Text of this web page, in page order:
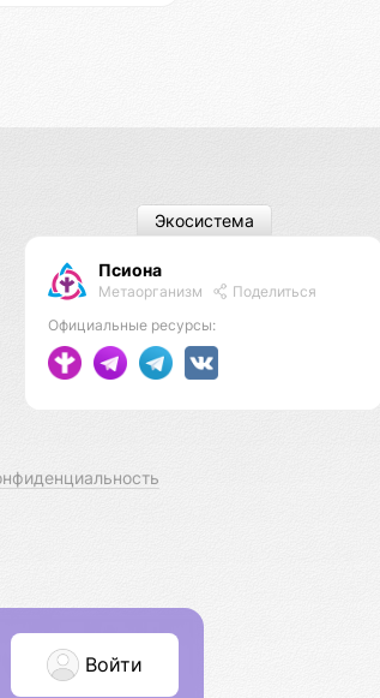
Псиона
Метаорганизм
Поделиться
Официальные ресурсы:
Экосистема
Войти